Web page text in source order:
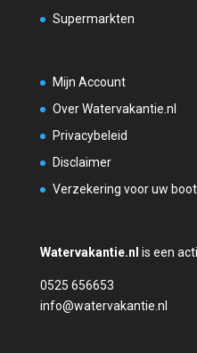
Supermarkten
Mijn Account
Over Watervakantie.nl
Privacybeleid
Disclaimer
Verzekering voor uw boot
Watervakantie.nl is een
0525 656653
info@watervakantie.nl